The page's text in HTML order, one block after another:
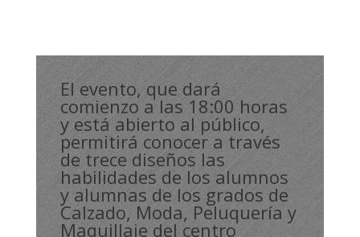
El evento, que dará
comienzo a las 18:00 horas
y está abierto al público,
permitirá conocer a través
de trece diseños las
habilidades de los alumnos
y alumnas de los grados de
Calzado, Moda, Peluquería y
Maquillaje del centro